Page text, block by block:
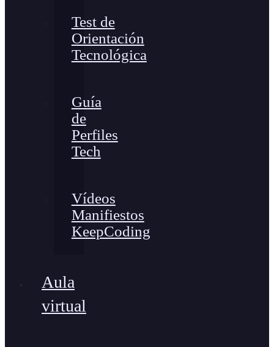
Test de
Orientación
Tecnológica
Guía
de
Perfiles
Tech
Vídeos
Manifiestos
KeepCoding
Aula
virtual